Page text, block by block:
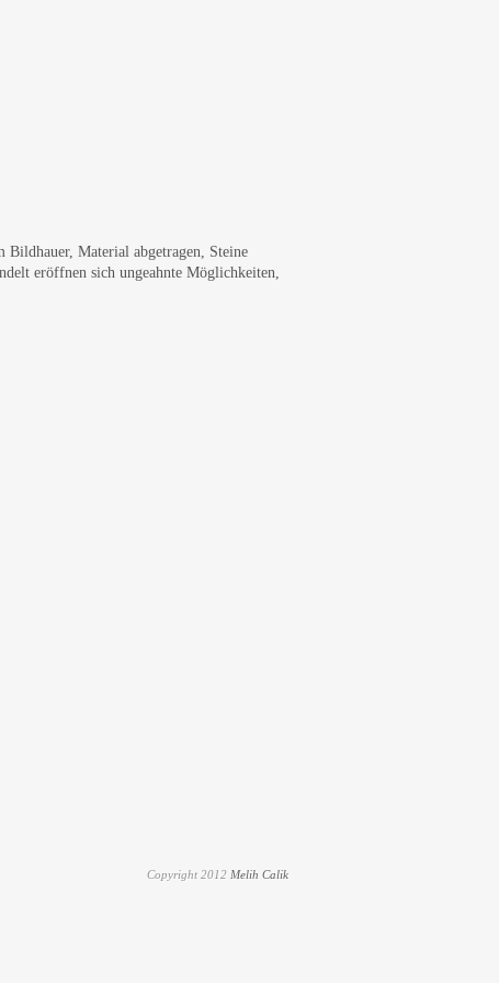
Material abgetragen, Steine
eröffnen sich ungeahnte Möglichkeiten,
Copyright 2012 Melih Calik